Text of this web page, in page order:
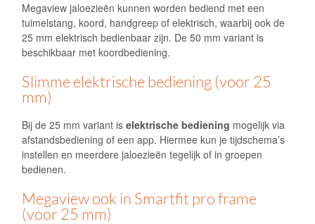
Megaview jaloezieën kunnen worden bediend met een
tuimelstang, koord, handgreep of elektrisch, waarbij ook de
25 mm elektrisch bedienbaar zijn. De 50 mm variant is
beschikbaar met koordbediening.
Slimme elektrische bediening (voor 25
mm)
Bij de 25 mm variant is elektrische bediening mogelijk via
afstandsbediening of een app. Hiermee kun je tijdschema’s
instellen en meerdere jaloezieën tegelijk of in groepen
bedienen.
Megaview ook in Smartfit pro frame
(voor 25 mm)